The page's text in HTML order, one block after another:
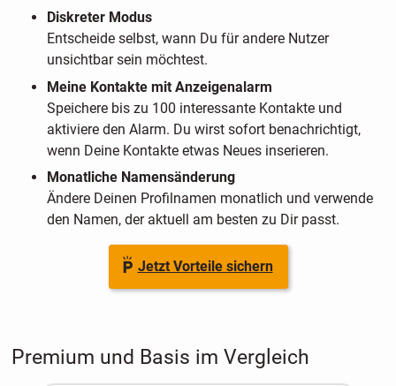
Diskreter Modus
Entscheide selbst, wann Du für andere Nutzer
unsichtbar sein möchtest.
Meine Kontakte mit Anzeigenalarm
Speichere bis zu 100 interessante Kontakte und
aktiviere den Alarm. Du wirst sofort benachrichtigt,
wenn Deine Kontakte etwas Neues inserieren.
Monatliche Namensänderung
Ändere Deinen Profilnamen monatlich und verwende
den Namen, der aktuell am besten zu Dir passt.
Jetzt Vorteile sichern
Premium und Basis im Vergleich